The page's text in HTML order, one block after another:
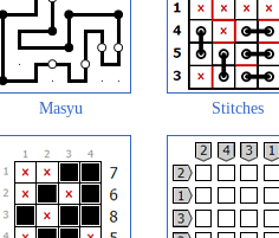
Masyu Stitches